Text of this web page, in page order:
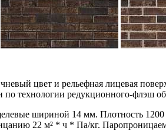
цвет и рельефная лицевая
технологии редукционного-флэш
шириной 14 мм. Плотность
22 м² * ч * Па/кг.